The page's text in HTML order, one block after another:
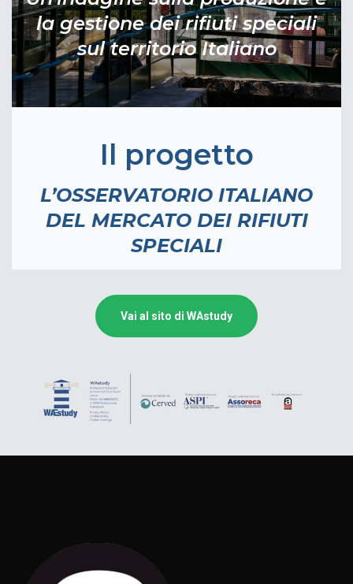
Vai al sito di WAstudy